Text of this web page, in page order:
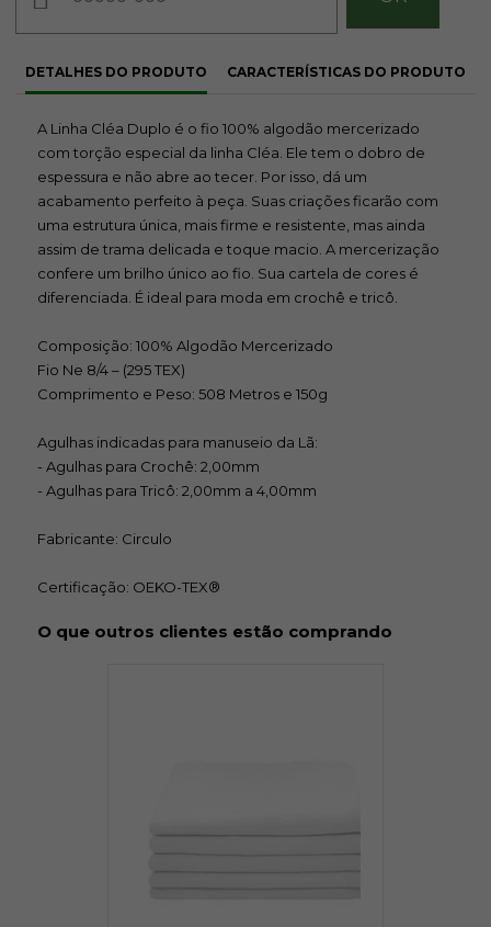
R$ 21,50 R$ 21,50
R$ 21,50 R$ 21,50
5363
R$ 21,50
5398
R$ 21,50 R$ 17,68
DETALHES DO PRODUTO CARACTERÍSTICAS DO PRODUTO
A Linha Cléa Duplo é o fio 100% algodão mercerizado
com torção especial da linha Cléa. Ele tem o dobro de
espessura e não abre ao tecer. Por isso, dá um
acabamento perfeito à peça. Suas criações ficarão com
uma estrutura única, mais firme e resistente, mas ainda
assim de trama delicada e toque macio. A mercerização
confere um brilho único ao fio. Sua cartela de cores é
diferenciada. É ideal para moda em crochê e tricô.
Composição: 100% Algodão Mercerizado
Fio Ne 8/4 – (295 TEX)
Comprimento e Peso: 508 Metros e 150g
Agulhas indicadas para manuseio da Lã:
- Agulhas para Crochê: 2,00mm
- Agulhas para Tricô: 2,00mm a 4,00mm
Fabricante: Circulo
Certificação: OEKO-TEX®
O que outros clientes estão comprando